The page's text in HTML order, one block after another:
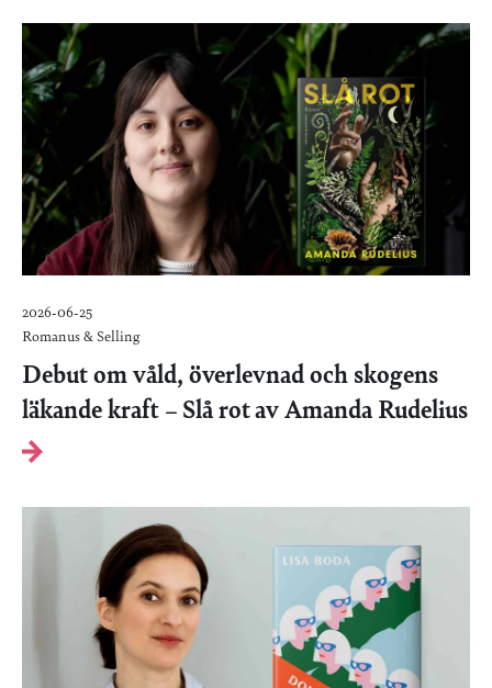
2026-06-25
Romanus & Selling
Debut om våld, överlevnad och skogens
läkande kraft – Slå rot av Amanda Rudelius